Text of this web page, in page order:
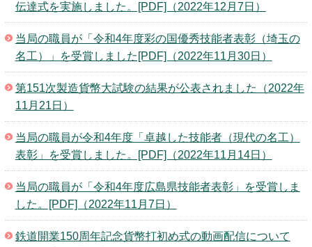
伝達式を実施しました。[PDF]（2022年12月7日）
当局の職員が「令和4年度彩の国優秀技能者表彰（埼玉の
名工）」を受賞しました[PDF]（2022年11月30日）
第151次製造貨幣大試験の結果が公表されました（2022年
11月21日）
当局の職員が令和4年度「卓越した技能者（現代の名工）
表彰」を受賞しました。[PDF]（2022年11月14日）
当局の職員が「令和4年度広島県技能者表彰」を受賞しま
した。[PDF]（2022年11月7日）
鉄道開業150周年記念貨幣打初め式の動画配信について